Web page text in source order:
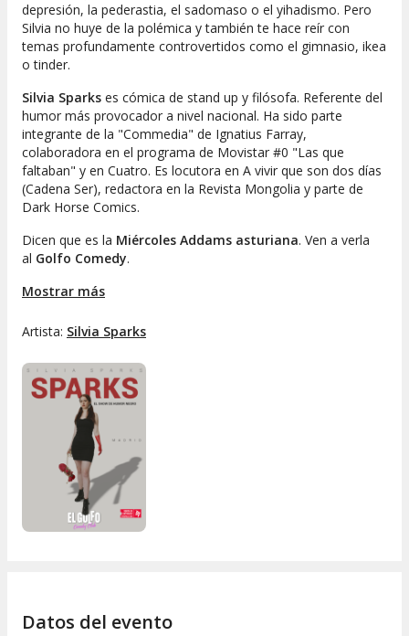
depresión, la pederastia, el sadomaso o el yihadismo. Pero
Silvia no huye de la polémica y también te hace reír con
temas profundamente controvertidos como el gimnasio, ikea
o tinder.
Silvia Sparks es cómica de stand up y filósofa. Referente del
humor más provocador a nivel nacional. Ha sido parte
integrante de la "Commedia" de Ignatius Farray,
colaboradora en el programa de Movistar #0 "Las que
faltaban" y en Cuatro. Es locutora en A vivir que son dos días
(Cadena Ser), redactora en la Revista Mongolia y parte de
Dark Horse Comics.
Dicen que es la Miércoles Addams asturiana. Ven a verla
al Golfo Comedy.
"No me gustan las personas. De adolescente sí que tenía
tiempo los dejé. Me daba mucha pereza ir allí cada tarde y
Silvia
Me gusta mucho que me digan guarradas en la cama. Mi
favorita es: Silvia, háblame de tu infancia
¿Puedes quitarme la mordaza de la boca
Su psicóloga.
Mostrar más
Artista: Silvia Sparks
Datos del evento